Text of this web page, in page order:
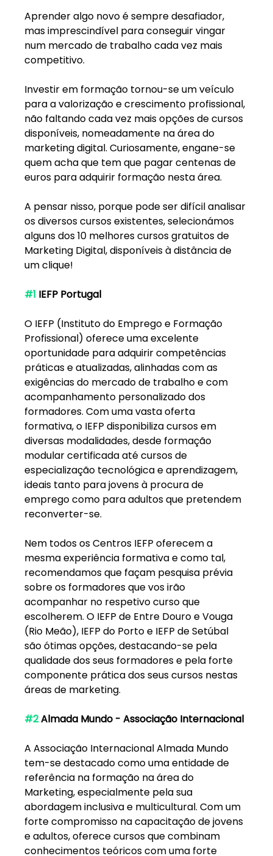
Aprender algo novo é sempre desafiador,
mas imprescindível para conseguir vingar
num mercado de trabalho cada vez mais
competitivo.
Investir em formação tornou-se um veículo
para a valorização e crescimento profissional,
não faltando cada vez mais opções de cursos
disponíveis, nomeadamente na área do
marketing digital. Curiosamente, engane-se
quem acha que tem que pagar centenas de
euros para adquirir formação nesta área.
A pensar nisso, porque pode ser difícil analisar
os diversos cursos existentes, selecionámos
alguns dos 10 melhores cursos gratuitos de
Marketing Digital, disponíveis à distância de
um clique!
#1 IEFP Portugal
O IEFP (Instituto do Emprego e Formação
Profissional) oferece uma excelente
oportunidade para adquirir competências
práticas e atualizadas, alinhadas com as
exigências do mercado de trabalho e com
acompanhamento personalizado dos
formadores. Com uma vasta oferta
formativa, o IEFP disponibiliza cursos em
diversas modalidades, desde formação
modular certificada até cursos de
especialização tecnológica e aprendizagem,
ideais tanto para jovens à procura de
emprego como para adultos que pretendem
reconverter-se.
Nem todos os Centros IEFP oferecem a
mesma experiência formativa e como tal,
recomendamos que façam pesquisa prévia
sobre os formadores que vos irão
acompanhar no respetivo curso que
escolherem. O IEFP de Entre Douro e Vouga
(Rio Meão), IEFP do Porto e IEFP de Setúbal
são ótimas opções, destacando-se pela
qualidade dos seus formadores e pela forte
componente prática dos seus cursos nestas
áreas de marketing.
#2 Almada Mundo - Associação Internacional
A Associação Internacional Almada Mundo
tem-se destacado como uma entidade de
referência na formação na área do
Marketing, especialmente pela sua
abordagem inclusiva e multicultural. Com um
forte compromisso na capacitação de jovens
e adultos, oferece cursos que combinam
conhecimentos teóricos com uma forte